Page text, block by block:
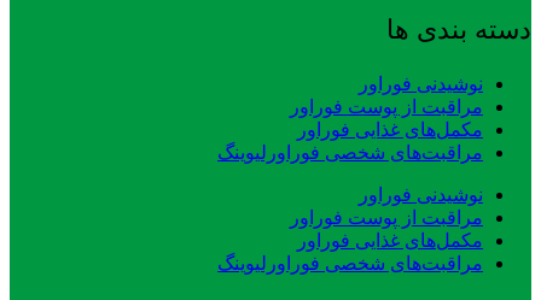
دسته بندی ها
نوشیدنی فوراور
مراقبت از پوست فوراور
مکمل‌های غذایی فوراور
مراقبت‌های شخصی فوراورلیوینگ
نوشیدنی فوراور
مراقبت از پوست فوراور
مکمل‌های غذایی فوراور
مراقبت‌های شخصی فوراورلیوینگ